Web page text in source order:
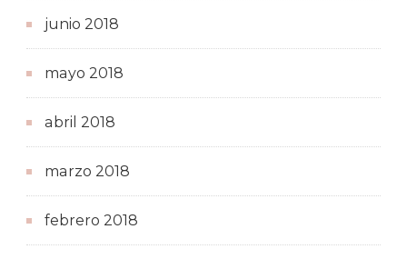
junio 2018
mayo 2018
abril 2018
marzo 2018
febrero 2018